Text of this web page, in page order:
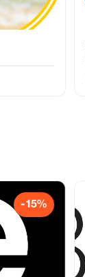
-15%